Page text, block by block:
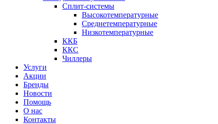
Сплит-системы
Высокотемпературные
Среднетемпературные
Низкотемпературные
ККБ
ККС
Чиллеры
Услуги
Акции
Бренды
Новости
Помощь
О нас
Контакты